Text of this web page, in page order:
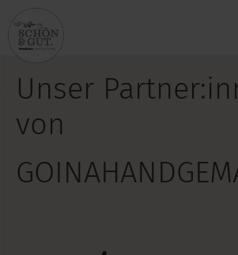
Unser
von
Standort
Newsletter